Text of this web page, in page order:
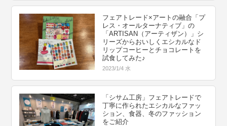
フェアトレード×アートの融合「プ
レス・オールターナティブ」の
「ARTISAN（アーティザン）」シ
リーズからおいしくエシカルなド
リップコーヒーとチョコレートを
試食してみた♪
2023/1/4 水
「シサム工房」フェアトレードで
丁寧に作られたエシカルなファッ
ション、食器、冬のファッション
をご紹介